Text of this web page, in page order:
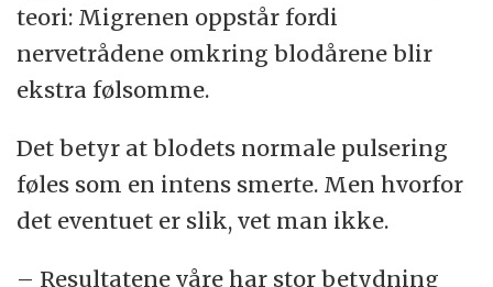
teori: Migrenen oppstår fordi
nervetrådene omkring blodårene blir
ekstra følsomme.
Det betyr at blodets normale pulsering
føles som en intens smerte. Men hvorfor
det eventuet er slik, vet man ikke.
– Resultatene våre har stor betydning